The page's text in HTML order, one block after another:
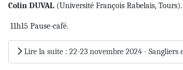
Colin DUVAL (Université François Rabelais, Tours).
11h15 Pause-café.
Lire la suite : 22-23 novembre 2024 -